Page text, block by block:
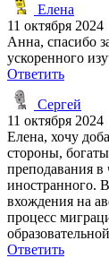
Елена
11 октября 2024
Анна, спасибо
ускоренного
Ответить
Сергей
11 октября 2024
Елена, хочу
стороны,
преподавания в
иностранного.
вхождения на
процесс
Ответить